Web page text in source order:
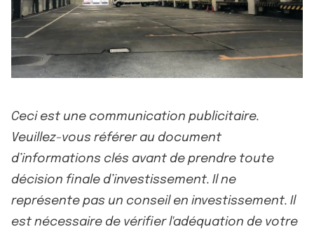
Ceci est une communication publicitaire.
Veuillez-vous référer au document
d’informations clés avant de prendre toute
décision finale d’investissement. Il ne
représente pas un conseil en investissement. Il
est nécessaire de vérifier l'adéquation de votre